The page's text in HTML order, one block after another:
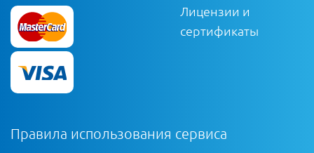
Лицензии и
сертификаты
Правила использования сервиса